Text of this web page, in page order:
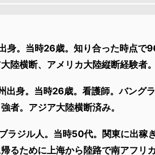
身。当時26歳。知り合った時点で
陸横断、アメリカ大陸縦断経験者。
出身。当時26歳。看護師。バング
者。アジア大陸横断済み。
ラジル人。当時50代。関東に出稼
るために上海から陸路で南アフリ